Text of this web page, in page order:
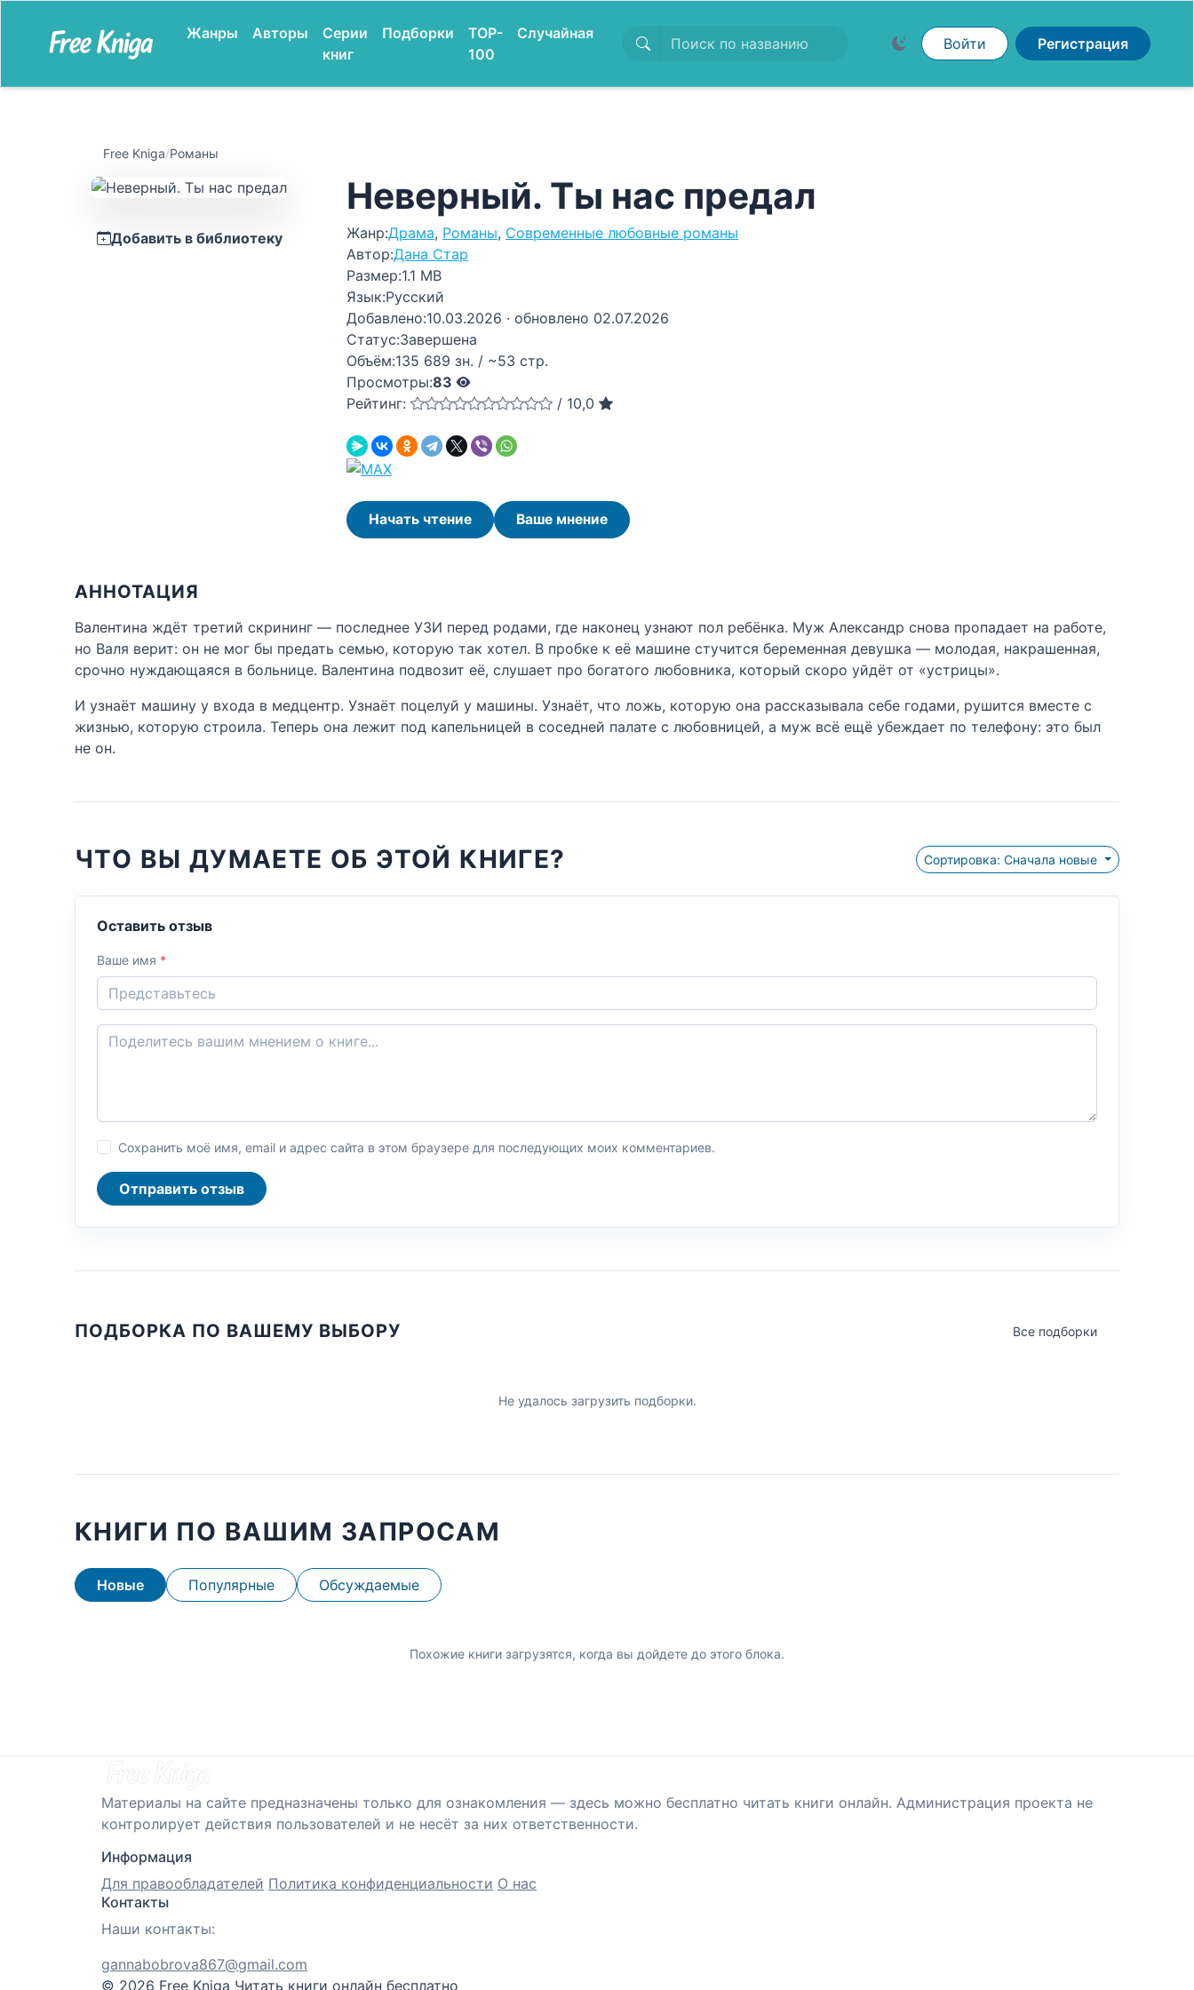
Жанры Авторы
Серии
книг
Подборки
TOP-
100
Случайная
Войти Регистрация
Free Kniga/Романы
Добавить в библиотеку
Неверный. Ты нас предал
Жанр:Драма, Романы, Современные любовные романы
Автор:Дана Стар
Размер:1.1 MB
Язык:Русский
Добавлено:10.03.2026 · обновлено 02.07.2026
Статус:Завершена
Объём:135 689 зн. / ~53 стр.
Просмотры:83
Рейтинг:
/ 10,0
Начать чтение Ваше мнение
АННОТАЦИЯ
Валентина ждёт третий скрининг — последнее УЗИ перед родами, где наконец узнают пол ребёнка. Муж Александр снова пропадает на работе,
но Валя верит: он не мог бы предать семью, которую так хотел. В пробке к её машине стучится беременная девушка — молодая, накрашенная,
срочно нуждающаяся в больнице. Валентина подвозит её, слушает про богатого любовника, который скоро уйдёт от «устрицы».
И узнаёт машину у входа в медцентр. Узнаёт поцелуй у машины. Узнаёт, что ложь, которую она рассказывала себе годами, рушится вместе с
жизнью, которую строила. Теперь она лежит под капельницей в соседней палате с любовницей, а муж всё ещё убеждает по телефону: это был
не он.
ЧТО ВЫ ДУМАЕТЕ ОБ ЭТОЙ КНИГЕ? Сортировка: Сначала новые
Оставить отзыв
Ваше имя *
Сохранить моё имя, email и адрес сайта в этом браузере для последующих моих комментариев.
Отправить отзыв
ПОДБОРКА ПО ВАШЕМУ ВЫБОРУ Все подборки
Не удалось загрузить подборки.
КНИГИ ПО ВАШИМ ЗАПРОСАМ
Новые Популярные Обсуждаемые
Похожие книги загрузятся, когда вы дойдете до этого блока.
Материалы на сайте предназначены только для ознакомления — здесь можно бесплатно читать книги онлайн. Администрация проекта не
контролирует действия пользователей и не несёт за них ответственности.
Информация
Для правообладателей Политика конфиденциальности О нас
Контакты
Наши контакты:
gannabobrova867@gmail.com
© 2026 Free Kniga Читать книги онлайн бесплатно